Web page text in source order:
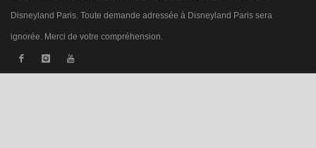
Disneyland Paris. Toute demande adressée à Disneyland Paris sera
ignorée. Merci de votre compréhension.